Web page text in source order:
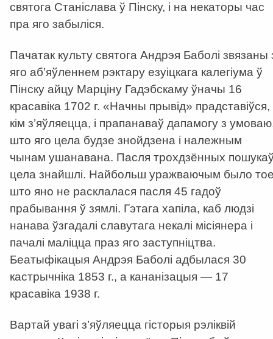
святога Станіслава ў Пінску, і на некаторы час
пра яго забыліся.
Пачатак культу святога Андрэя Баболі звязаны
яго аб’яўленнем рэктару езуіцкага калегіума ў
Пінску айцу Марціну Гадэбскаму ўначы 16
красавіка 1702 г. «Начны прывід» прадставіўся,
кім з’яўляецца, і прапанаваў дапамогу з
што яго цела будзе знойдзена і належным
чынам ушанавана. Пасля трохдзённых
цела знайшлі. Найбольш уражваючым было
што яно не расклалася пасля 45 гадоў
прабывання ў зямлі. Гэтага хапіла, каб людзі
нанава ўзгадалі славутага некалі місіянера і
пачалі маліцца праз яго заступніцтва.
Беатыфікацыя Андрэя Баболі адбылася 30
кастрычніка 1853 г., а кананізацыя — 17
красавіка 1938 г.
Вартай увагі з’яўляецца гісторыя рэліквій